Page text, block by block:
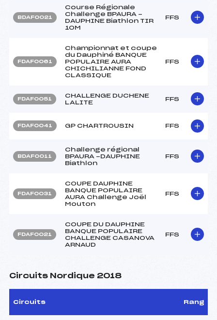
BDAF0021
Course Régionale
Challenge BPAURA -
DAUPHINE Biathlon TIR
10M
FFS
FDAF0061
Championnat et coupe
du Dauphiné BANQUE
POPULAIRE AURA
CHICHILIANNE FOND
CLASSIQUE
FFS
FDAF0051
CHALLENGE DUCHENE
LALITE
FFS
FDAF0041 GP CHARTROUSIN FFS
BDAF0011
Challenge régional
BPAURA -DAUPHINE
Biathlon
FFS
FDAF0031
COUPE DAUPHINE
BANQUE POPULAIRE
AURA Challenge Joël
Mouton
FFS
FDAF0021
COUPE DU DAUPHINE
BANQUE POPULAIRE
CHALLENGE CASANOVA
ARNAUD
FFS
Circuits Nordique 2018
Circuits Rang